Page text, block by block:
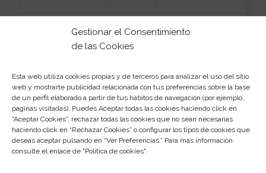
Gestionar el Consentimiento
de las Cookies
Esta web utiliza cookies propias y de terceros para analizar el uso del sitio
web y mostrarte publicidad relacionada con tus preferencias sobre la base
de un perfil elaborado a partir de tus hábitos de navegación (por ejemplo,
páginas visitadas). Puedes Aceptar todas las cookies haciendo click en
“Aceptar Cookies”, rechazar todas las cookies que no sean necesarias
haciendo click en “Rechazar Cookies” o configurar los tipos de cookies que
deseas aceptar pulsando en “Ver Preferencias.” Para más información
consulte el enlace de "Política de cookies".
Últimos Eventos
Rosaleda te prepara el kit para la Feria
05/08/2026
¡Date un aire de color con Rosaleda!